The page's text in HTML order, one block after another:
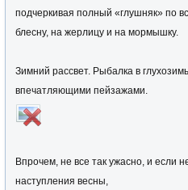
подчеркивая полный «глушняк» по
блесну, на жерлицу и на мормышку.
Зимний рассвет. Рыбалка в
впечатляющими пейзажами.
Впрочем, не все так ужасно, и если
наступления весны,